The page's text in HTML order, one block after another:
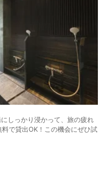
しっかり浸かって、旅の疲れ
で貸出OK！この機会にぜひ試